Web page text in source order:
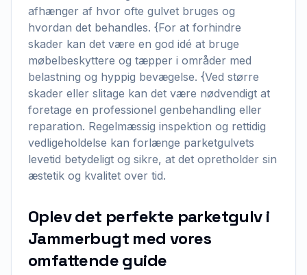
afhænger af hvor ofte gulvet bruges og
hvordan det behandles. {For at forhindre
skader kan det være en god idé at bruge
møbelbeskyttere og tæpper i områder med
belastning og hyppig bevægelse. {Ved større
skader eller slitage kan det være nødvendigt at
foretage en professionel genbehandling eller
reparation. Regelmæssig inspektion og rettidig
vedligeholdelse kan forlænge parketgulvets
levetid betydeligt og sikre, at det opretholder sin
æstetik og kvalitet over tid.
Oplev det perfekte parketgulv i
Jammerbugt med vores
omfattende guide